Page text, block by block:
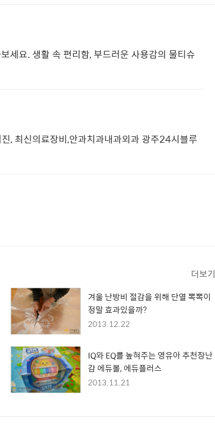
세요. 생활 속 편리함, 부드러운 사용감의 물티슈
, 최신의료장비,안과치과내과외과 광주24시블루
더보기
겨울 난방비 절감을 위해 단열 뽁뽁이
정말 효과있을까?
2013.12.22
IQ와 EQ를 높혀주는 영유아 추천장난
감 에듀볼, 에듀플러스
2013.11.21